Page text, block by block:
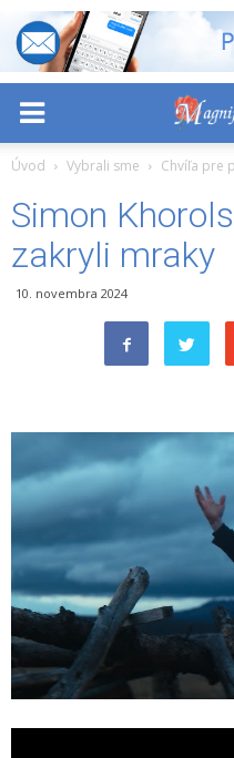
Úvod Vybrali sme Chvíľa pre
Simon
zakryli mraky
10. novembra 2024